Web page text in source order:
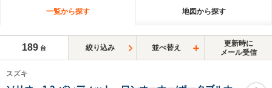
一覧から探す 地図から探す
189 台 絞り込み 並べ替え
更新時に
メール受信
スズキ